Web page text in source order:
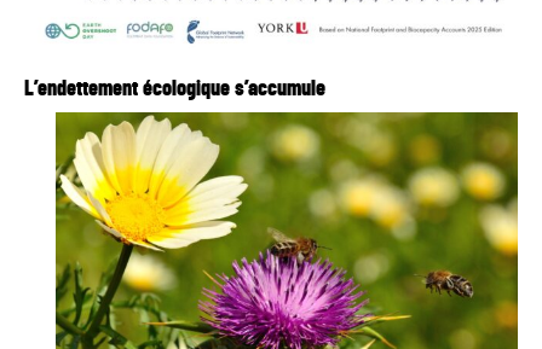
L’endettement écologique s’accumule